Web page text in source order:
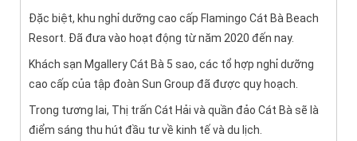
Đặc biệt, khu nghỉ dưỡng cao cấp Flamingo Cát Bà Beach
Resort. Đã đưa vào hoạt động từ năm 2020 đến nay.
Khách sạn Mgallery Cát Bà 5 sao, các tổ hợp nghỉ dưỡng
cao cấp của tập đoàn Sun Group đã được quy hoạch.
Trong tương lai, Thị trấn Cát Hải và quần đảo Cát Bà sẽ là
điểm sáng thu hút đầu tư về kinh tế và du lịch.